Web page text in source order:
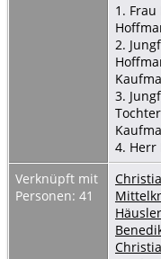
1.
2.
3.
4. Herr
Verknüpft mit
Personen: 41